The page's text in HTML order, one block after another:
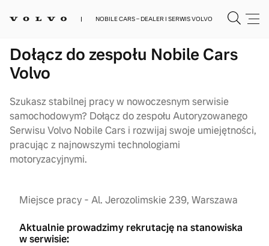
NOBILE CARS – DEALER I SERWIS VOLVO
Dołącz do zespołu Nobile Cars
Volvo
Szukasz stabilnej pracy w nowoczesnym serwisie
samochodowym? Dołącz do zespołu Autoryzowanego
Serwisu Volvo Nobile Cars i rozwijaj swoje umiejętności,
pracując z najnowszymi technologiami
motoryzacyjnymi.
Miejsce pracy - Al. Jerozolimskie 239, Warszawa
Aktualnie prowadzimy rekrutację na stanowiska
w serwisie: